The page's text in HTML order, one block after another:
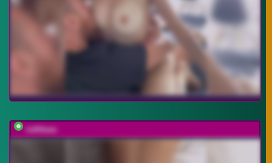
vattttaaa